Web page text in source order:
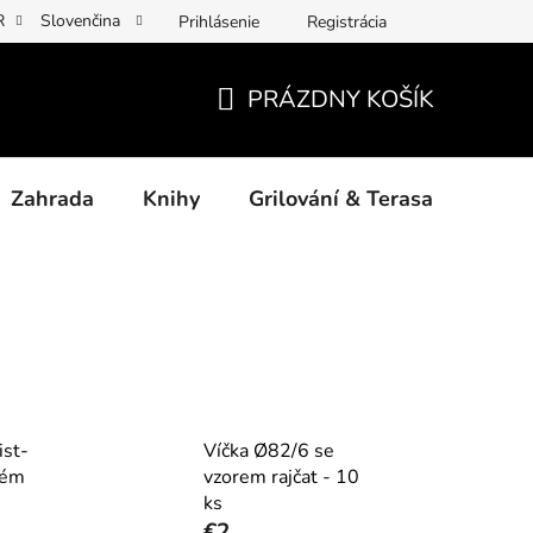
osobních údajů Povinné informace a odkazy ÚKZÚZ
Slovenčina Prihlásenie Registrácia
KOŠÍK
PRÁZDNY KOŠÍK
Zahrada Knihy Grilování & Terasa
Víčka Ø82/6 se
vzorem rajčat - 10
ks